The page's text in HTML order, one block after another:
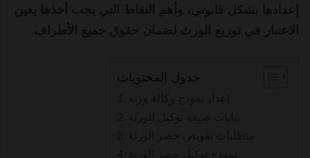
إعدادها بشكل قانوني، و أهم النقاط التي يجب أخذها بعين
الاعتبار في توزيع الورث لضمان حقوق جميع الأطراف
جدول المحتويات
إعداد نموذج وكالة ورثة
بيانات صيغة توكيل للورثة
متطلبات تفويض حصر الورثة
نموذج توكيل حصر الورثة